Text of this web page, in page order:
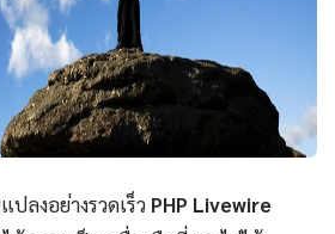
ลงอย่างรวดเร็ว PHP Livewire